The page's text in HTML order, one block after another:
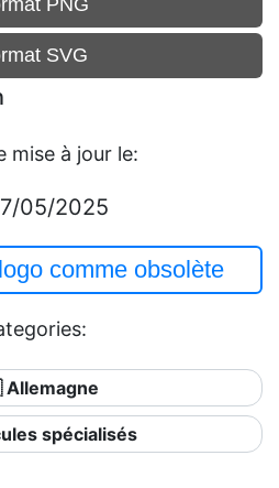
PNG
SVG
mise à jour le:
05/2025
comme obsolète
spécialisés